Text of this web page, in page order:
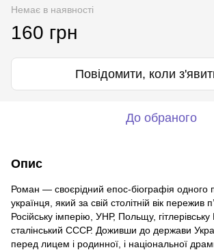
Немає в наявності
160 грн
Повідомити, коли
До обраного
Опис
Роман — своєрідний епос-біографія одного
українця, який за свій столітній вік пережив
Російську імперію, УНР, Польщу, гітлерівську
сталінський СССР. Доживши до держави
перед лицем і родинної, і національної